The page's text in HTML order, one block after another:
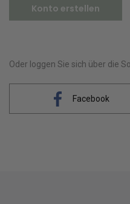
Konto erstellen
Oder loggen Sie sich über die
Facebook